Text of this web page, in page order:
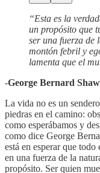
“Esta es la
un propósito que
ser una fuerza de
montón febril y
lamenta que el
-George Bernard Shaw
La vida no es un
piedras en el camino:
como esperábamos y
como dice George
está en esperar que
en una fuerza de la
propósito. Ser quien